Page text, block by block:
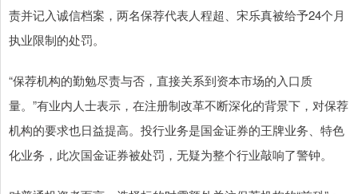
责并记入诚信档案，两名保荐代表人程超、宋乐真被给予24个月
执业限制的处罚。
“保荐机构的勤勉尽责与否，直接关系到资本市场的入口质
量。”有业内人士表示，在注册制改革不断深化的背景下，对保荐
机构的要求也日益提高。投行业务是国金证券的王牌业务、特色
化业务，此次国金证券被处罚，无疑为整个行业敲响了警钟。